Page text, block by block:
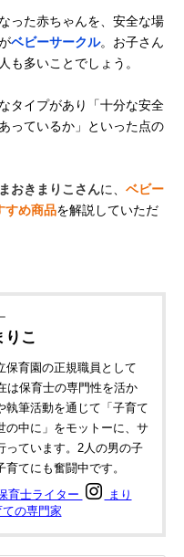
った赤ちゃんを、安全な場
ベビーサークル。お子さん
も多いことでしょう。
タイプがあり「十分な安全
っているか」といった点の
おきまりこさんに、 ベビー
すめ商品を解説していただ
こ
保育園の正規職員として
は保育士の専門性を活か
執筆活動を通じて「子育て
の中に」をモットーに、サ
っています。2人の男の子
てにも奮闘中です。
育士ライター
まり
ての専門家